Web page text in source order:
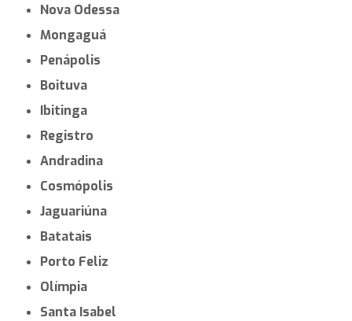
Nova Odessa
Mongaguá
Penápolis
Boituva
Ibitinga
Registro
Andradina
Cosmópolis
Jaguariúna
Batatais
Porto Feliz
Olímpia
Santa Isabel